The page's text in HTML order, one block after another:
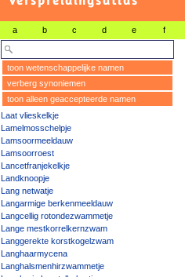
a b c d e f
toon wetenschappelijke namen
verberg synoniemen
toon alleen geaccepteerde namen
Laat vlieskelkje
Lamelmosschelpje
Lamsoormeeldauw
Lamsoorroest
Lancetfranjekelkje
Landknoopje
Lang netwatje
Langarmige berkenmeeldauw
Langcellig rotondezwammetje
Lange mestkorrelkernzwam
Langgerekte korstkogelzwam
Langhaarmycena
Langhalsmenhirzwammetje